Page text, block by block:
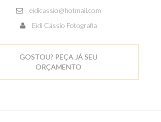
eidicassio@hotmail.com
Eidi Cássio Fotografia
GOSTOU? PEÇA JÁ SEU
ORÇAMENTO